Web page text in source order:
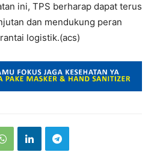
ini, TPS berharap dapat terus
dan mendukung peran
logistik.(acs)